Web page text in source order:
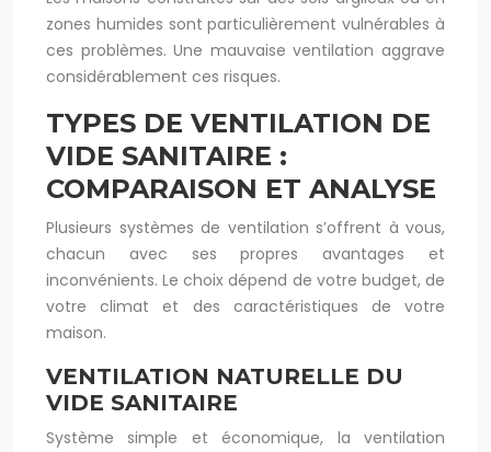
zones humides sont particulièrement vulnérables à
ces problèmes. Une mauvaise ventilation aggrave
considérablement ces risques.
TYPES DE VENTILATION DE
VIDE SANITAIRE :
COMPARAISON ET ANALYSE
Plusieurs systèmes de ventilation s’offrent à vous,
chacun avec ses propres avantages et
inconvénients. Le choix dépend de votre budget, de
votre climat et des caractéristiques de votre
maison.
VENTILATION NATURELLE DU
VIDE SANITAIRE
Système simple et économique, la ventilation